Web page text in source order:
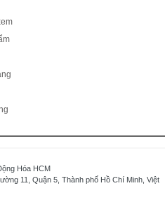
Japan
Hóa HCM
11, Quận 5, Thành phố Hồ Chí Minh, Việt